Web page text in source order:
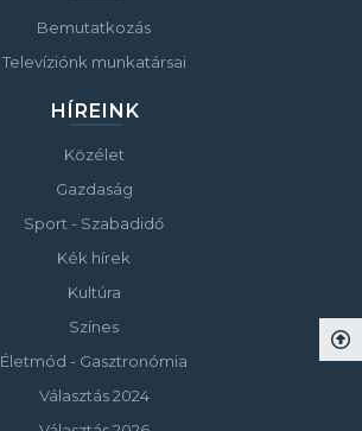
Bemutatkozás
Televíziónk munkatársai
HÍREINK
Közélet
Gazdaság
Sport - Szabadidő
Kék hírek
Kultúra
Színes
Életmód - Gasztronómia
Választás 2024